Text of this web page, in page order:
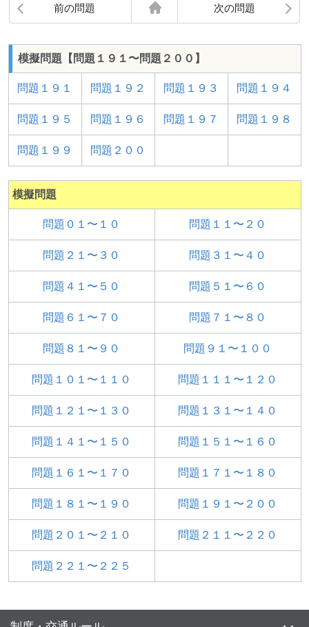
前の問題 次の問題
模擬問題【問題１９１〜問題２００】
問題１９１ 問題１９２ 問題１９３ 問題１９４
問題１９５ 問題１９６ 問題１９７ 問題１９８
問題１９９ 問題２００
模擬問題
問題０１〜１０ 問題１１〜２０
問題２１〜３０ 問題３１〜４０
問題４１〜５０ 問題５１〜６０
問題６１〜７０ 問題７１〜８０
問題８１〜９０ 問題９１〜１００
問題１０１〜１１０ 問題１１１〜１２０
問題１２１〜１３０ 問題１３１〜１４０
問題１４１〜１５０ 問題１５１〜１６０
問題１６１〜１７０ 問題１７１〜１８０
問題１８１〜１９０ 問題１９１〜２００
問題２０１〜２１０ 問題２１１〜２２０
問題２２１〜２２５